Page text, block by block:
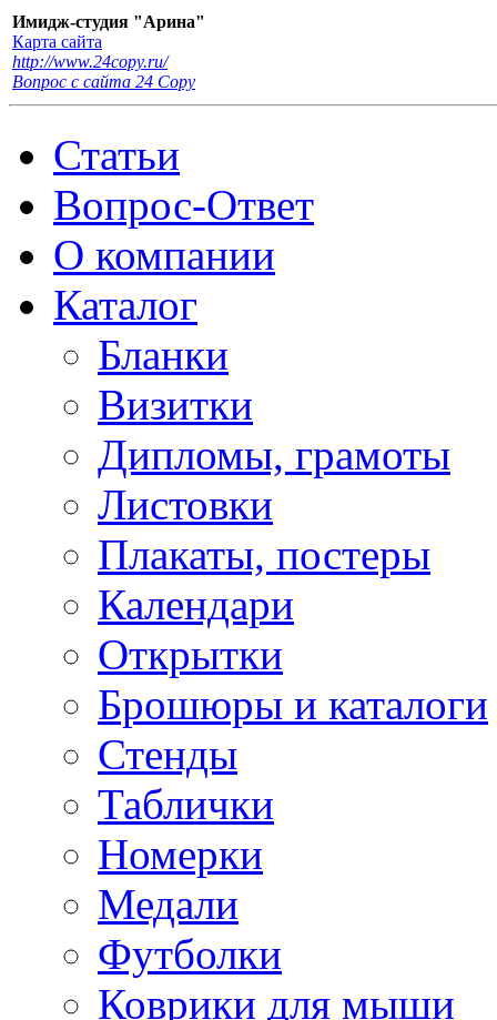
Имидж-студия "Арина"
Карта сайта
http://www.24copy.ru/
Вопрос с сайта 24 Сopy
Статьи
Вопрос-Ответ
О компании
Каталог
Бланки
Визитки
Дипломы, грамоты
Листовки
Плакаты, постеры
Календари
Открытки
Брошюры и каталоги
Стенды
Таблички
Номерки
Медали
Футболки
Коврики для мыши